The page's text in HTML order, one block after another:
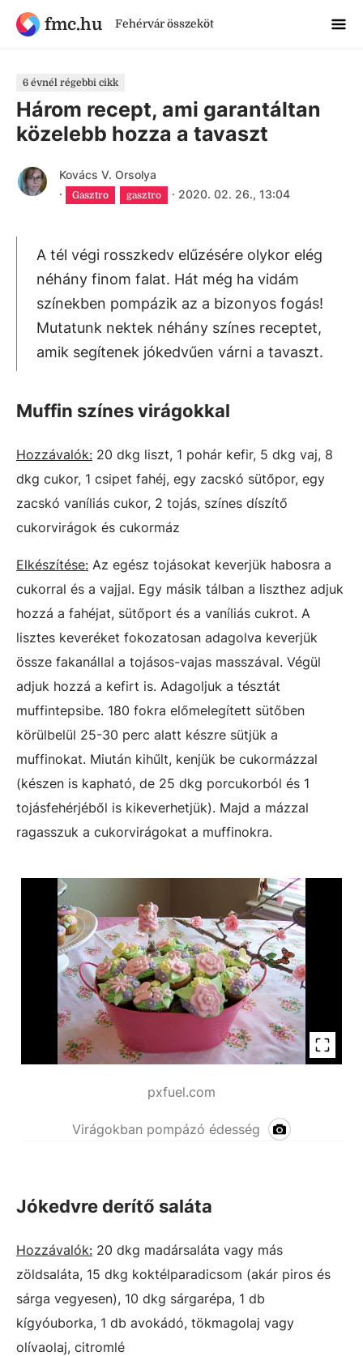
fmc.hu Fehérvár összeköt
6 évnél régebbi cikk
Három recept, ami garantáltan
közelebb hozza a tavaszt
Kovács V. Orsolya
·
Gasztro gasztro · 2020. 02. 26., 13:04
A tél végi rosszkedv elűzésére olykor elég
néhány finom falat. Hát még ha vidám
színekben pompázik az a bizonyos fogás!
Mutatunk nektek néhány színes receptet,
amik segítenek jókedvűen várni a tavaszt.
Muffin színes virágokkal
Hozzávalók: 20 dkg liszt, 1 pohár kefir, 5 dkg vaj, 8
dkg cukor, 1 csipet fahéj, egy zacskó sütőpor, egy
zacskó vaníliás cukor, 2 tojás, színes díszítő
cukorvirágok és cukormáz
Elkészítése: Az egész tojásokat keverjük habosra a
cukorral és a vajjal. Egy másik tálban a liszthez adjuk
hozzá a fahéjat, sütőport és a vaníliás cukrot. A
lisztes keveréket fokozatosan adagolva keverjük
össze fakanállal a tojásos-vajas masszával. Végül
adjuk hozzá a kefirt is. Adagoljuk a tésztát
muffintepsibe. 180 fokra előmelegített sütőben
körülbelül 25-30 perc alatt készre sütjük a
muffinokat. Miután kihűlt, kenjük be cukormázzal
(készen is kapható, de 25 dkg porcukorból és 1
tojásfehérjéből is kikeverhetjük). Majd a mázzal
ragasszuk a cukorvirágokat a muffinokra.
pxfuel.com
Virágokban pompázó édesség
Jókedvre derítő saláta
Hozzávalók: 20 dkg madársaláta vagy más
zöldsaláta, 15 dkg koktélparadicsom (akár piros és
sárga vegyesen), 10 dkg sárgarépa, 1 db
kígyóuborka, 1 db avokádó, tökmagolaj vagy
olívaolaj, citromlé